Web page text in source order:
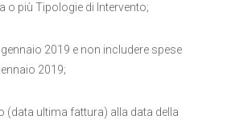
o più Tipologie di Intervento;
2019 e non includere spese
2019;
(data ultima fattura) alla data della